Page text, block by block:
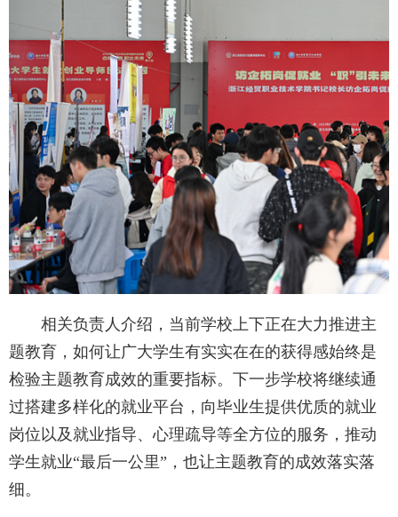
相关负责人介绍，当前学校上下正在大力推进主
题教育，如何让广大学生有实实在在的获得感始终是
检验主题教育成效的重要指标。下一步学校将继续通
过搭建多样化的就业平台，向毕业生提供优质的就业
岗位以及就业指导、心理疏导等全方位的服务，推动
学生就业“最后一公里”，也让主题教育的成效落实落
细。